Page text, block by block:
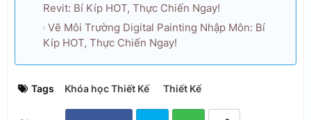
Revit: Bí Kíp HOT, Thực Chiến Ngay!
Vẽ Môi Trường Digital Painting Nhập Môn: Bí
Kíp HOT, Thực Chiến Ngay!
Tags Khóa học Thiết Kế Thiết Kế